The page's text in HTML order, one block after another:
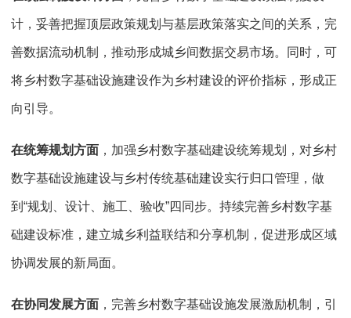
计，妥善把握顶层政策规划与基层政策落实之间的关系，完
善数据流动机制，推动形成城乡间数据交易市场。同时，可
将乡村数字基础设施建设作为乡村建设的评价指标，形成正
向引导。
在统筹规划方面 ，加强乡村数字基础建设统筹规划，对乡村
数字基础设施建设与乡村传统基础建设实行归口管理，做
到“规划、设计、施工、验收”四同步。持续完善乡村数字基
础建设标准，建立城乡利益联结和分享机制，促进形成区域
协调发展的新局面。
在协同发展方面 ，完善乡村数字基础设施发展激励机制，引